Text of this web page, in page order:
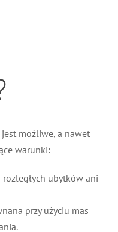
możliwe, a nawet
warunki:
ubytków ani
przy użyciu mas